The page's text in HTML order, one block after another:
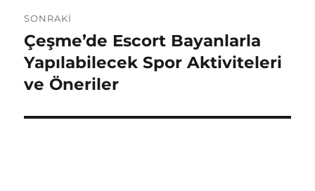
SONRAKI
Sonraki
yazı:
Çeşme’de Escort Bayanlarla
Yapılabilecek Spor Aktiviteleri
ve Öneriler